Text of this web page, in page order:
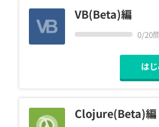
VB(Beta)編
0/20
は
Clojure(Beta)編